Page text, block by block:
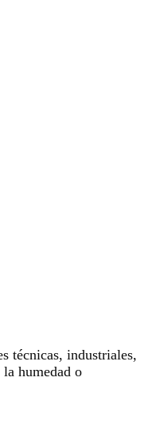
técnicas, industriales,
humedad o